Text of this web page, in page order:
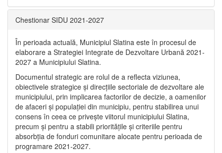
Chestionar SIDU 2021-2027
În perioada actuală, Municipiul Slatina este în procesul de
elaborare a Strategiei Integrate de Dezvoltare Urbană 2021‐
2027 a Municipiului Slatina.
Documentul strategic are rolul de a reflecta viziunea,
obiectivele strategice și direcțiile sectoriale de dezvoltare ale
municipiului, prin implicarea factorilor de decizie, a oamenilor
de afaceri și populației din municipiu, pentru stabilirea unui
consens în ceea ce privește viitorul municipiului Slatina,
precum și pentru a stabili prioritățile și criteriile pentru
absorbția de fonduri comunitare alocate pentru perioada de
programare 2021-2027.